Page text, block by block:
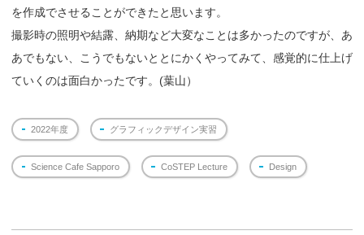
を作成でさせることができたと思います。
撮影時の照明や結露、納期など大変なことは多かったのですが、あ
あでもない、こうでもないととにかくやってみて、感覚的に仕上げ
ていくのは面白かったです。(葉山）
2022年度 グラフィックデザイン実習
Science Cafe Sapporo CoSTEP Lecture Design
投